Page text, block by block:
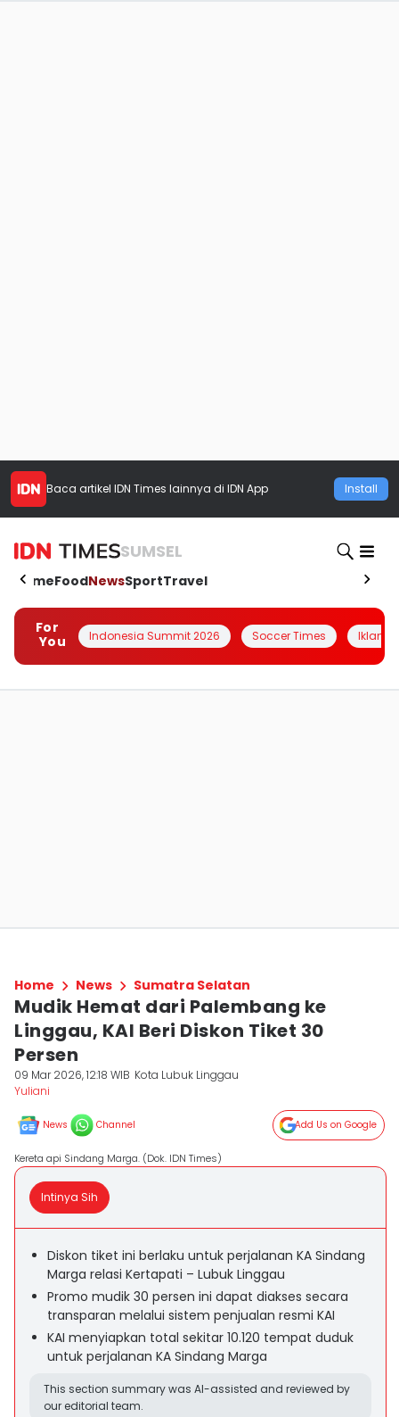
Baca artikel IDN Times lainnya di IDN App Install
SUMSEL
HomeFoodNewsSportTravel
For
You
Indonesia Summit 2026 Soccer Times Iklanin
Home News Sumatra Selatan
Mudik Hemat dari Palembang ke
Linggau, KAI Beri Diskon Tiket 30
Persen
09 Mar 2026, 12:18 WIB Kota Lubuk Linggau
Yuliani
News Channel Add Us on Google
Kereta api Sindang Marga. (Dok. IDN Times)
Intinya Sih
Diskon tiket ini berlaku untuk perjalanan KA Sindang
Marga relasi Kertapati – Lubuk Linggau
Promo mudik 30 persen ini dapat diakses secara
transparan melalui sistem penjualan resmi KAI
KAI menyiapkan total sekitar 10.120 tempat duduk
untuk perjalanan KA Sindang Marga
This section summary was AI-assisted and reviewed by
our editorial team.